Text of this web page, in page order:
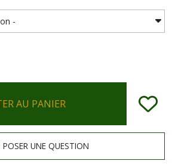
AU PANIER
UNE QUESTION